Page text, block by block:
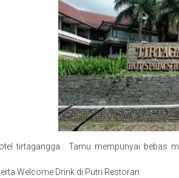
tirtagangga : Tamu mempunyai bebas
Welcome Drink di Putri Restoran